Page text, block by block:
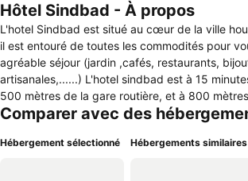
Hôtel Sindbad - À propos
L'hotel Sindbad est situé au cœur de la ville
il est entouré de toutes les commodités pour vous assurer un
agréable séjour (jardin ,cafés, restaurants,
artisanales,......) L'hotel sindbad est à 15 minutes
500 mètres de la gare routière, et à 800
port de Houmt Souk.
Comparer avec des
Hébergement sélectionné Hébergements similaires